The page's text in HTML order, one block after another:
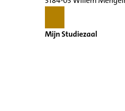
Mijn Studiezaal